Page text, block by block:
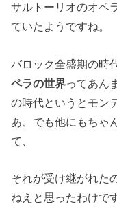
サルトーリオのオペ
ていたようですね。
バロック全盛期の時
ペラの世界ってあん
の時代というとモン
あ、でも他にもちゃ
て、
それが受け継がれた
ねえと思ったわけで